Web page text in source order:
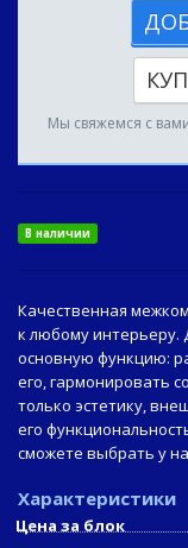
Мы свяжемся с
В наличии
Качественная
к любому интерьеру.
основную функцию:
его, гармонировать
только эстетику,
его
сможете выбрать у
Характеристики
Цена за блок